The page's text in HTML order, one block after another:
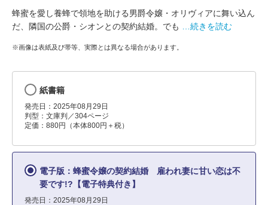
蜂蜜を愛し養蜂で領地を助ける男爵令嬢・オリヴィアに舞い込ん
だ、隣国の公爵・シオンとの契約結婚。でも
…続きを読む
※画像は表紙及び帯等、実際とは異なる場合があります。
紙書籍
発売日：2025年08月29日
判型：文庫判／304ページ
定価：880円（本体800円＋税）
電子版：蜂蜜令嬢の契約結婚 雇われ妻に甘い恋は不
要です!?【電子特典付き】
発売日：2025年08月29日